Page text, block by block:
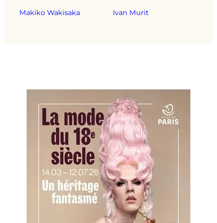
Makiko Wakisaka Ivan Murit